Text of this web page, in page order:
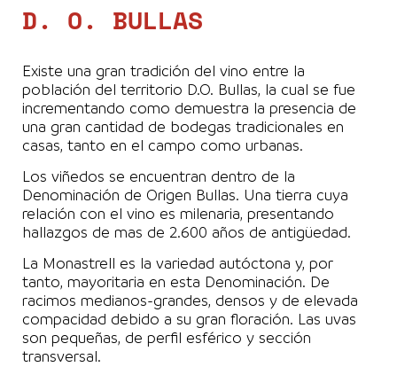
D. O. BULLAS
Existe una gran tradición del vino entre la
población del territorio D.O. Bullas, la cual se fue
incrementando como demuestra la presencia de
una gran cantidad de bodegas tradicionales en
casas, tanto en el campo como urbanas.
Los viñedos se encuentran dentro de la
Denominación de Origen Bullas. Una tierra cuya
relación con el vino es milenaria, presentando
hallazgos de mas de 2.600 años de antigüedad.
La Monastrell es la variedad autóctona y, por
tanto, mayoritaria en esta Denominación. De
racimos medianos-grandes, densos y de elevada
compacidad debido a su gran floración. Las uvas
son pequeñas, de perfil esférico y sección
transversal.